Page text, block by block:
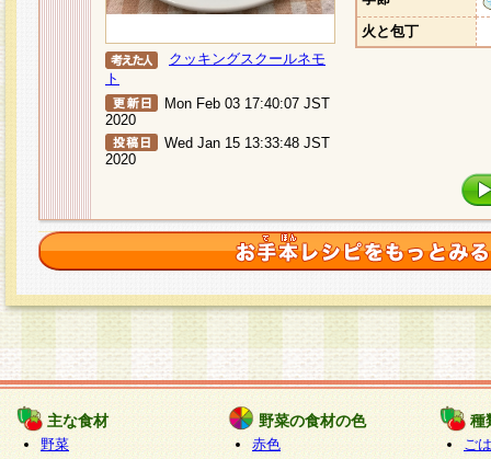
クッキングスクールネモ
ト
Mon Feb 03 17:40:07 JST
2020
Wed Jan 15 13:33:48 JST
2020
火と包丁
主な食材
野菜
野菜の食材の色
赤色
種
ご